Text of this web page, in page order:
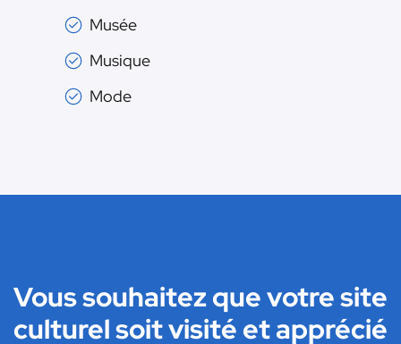
Musée
Musique
Mode
Vous souhaitez que votre site
culturel soit visité et apprécié